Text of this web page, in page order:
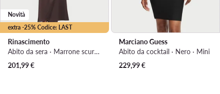
extra -25% Codice: LAST
Novità
Rinascimento
Abito da sera · Marrone scuro · Maxi
201,99€
Marciano Guess
Abito da cocktail · Nero · Mini
229,99€